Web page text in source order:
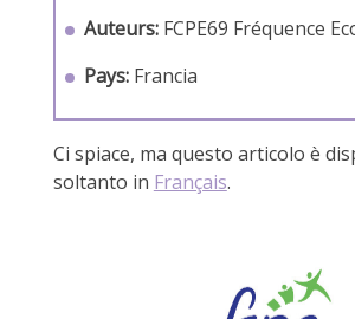
Auteurs: FCPE69 Fréquence
Pays: Francia
Ci spiace, ma questo articolo è
soltanto in Français.